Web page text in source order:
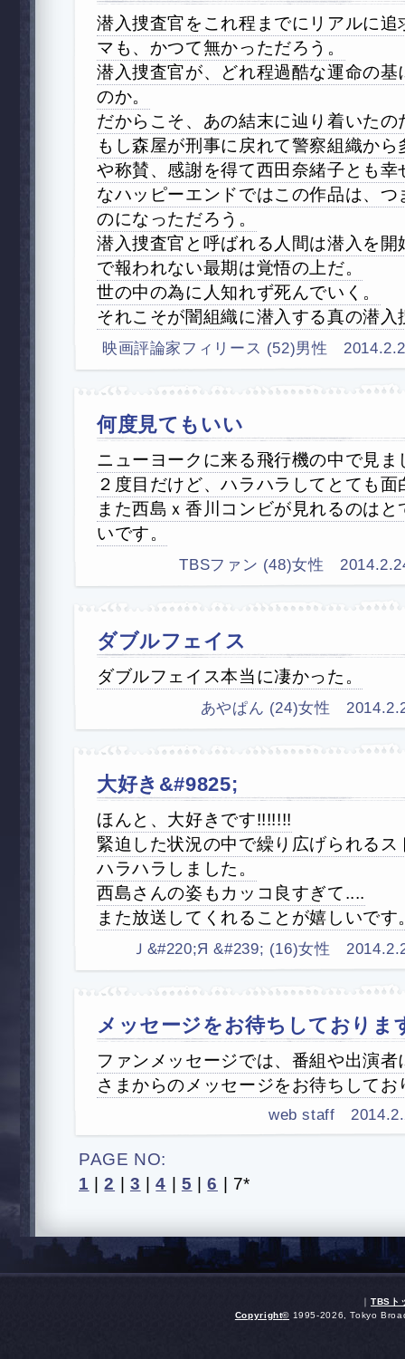
潜入捜査官をこれ程までにリアルに追
マも、かつて無かっただろう。
潜入捜査官が、どれ程過酷な運命の基
のか。
だからこそ、あの結末に辿り着いたの
もし森屋が刑事に戻れて警察組織から
や称賛、感謝を得て西田奈緒子とも幸
なハッピーエンドではこの作品は、つ
のになっただろう。
潜入捜査官と呼ばれる人間は潜入を開
で報われない最期は覚悟の上だ。
世の中の為に人知れず死んでいく。
それこそが闇組織に潜入する真の潜入
映画評論家フィリース (52)男性
何度見てもいい
ニューヨークに来る飛行機の中で見ま
２度目だけど、ハラハラしてとても面
また西島ｘ香川コンビが見れるのはと
いです。
TBSファン (48)女性
ダブルフェイス
ダブルフェイス本当に凄かった。
あやぱん (24)女性
大好き&#9825;
ほんと、大好きです!!!!!!!
緊迫した状況の中で繰り広げられるス
ハラハラしました。
西島さんの姿もカッコ良すぎて....
また放送してくれることが嬉しいです
Ｊ&#220;Я &#239; (16)女性
メッセージをお待ちしておりま
ファンメッセージでは、番組や出演者
さまからのメッセージをお待ちしてお
web staff
PAGE NO:
1 |2 3 |4 5 |6 7*
｜TBSト
Copyright© 1995-2026, Tokyo